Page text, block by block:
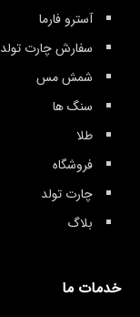
آسترو فارما
سفارش چارت تولد
شمش مس
سنگ ها
طلا
فروشگاه
چارت تولد
بلاگ
خدمات ما